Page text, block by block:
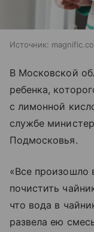
Источник:
В Московской
ребенка,
с лимонной
службе
Подмосковья.
«Все произошло
почистить
что вода в
развела ею